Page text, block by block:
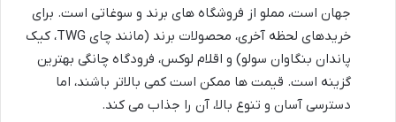
جهان است، مملو از فروشگاه های برند و سوغاتی است. برای
خریدهای لحظه آخری، محصولات برند (مانند چای TWG، کیک
پاندان بنگاوان سولو) و اقلام لوکس، فرودگاه چانگی بهترین
گزینه است. قیمت ها ممکن است کمی بالاتر باشند، اما
دسترسی آسان و تنوع بالا، آن را جذاب می کند.